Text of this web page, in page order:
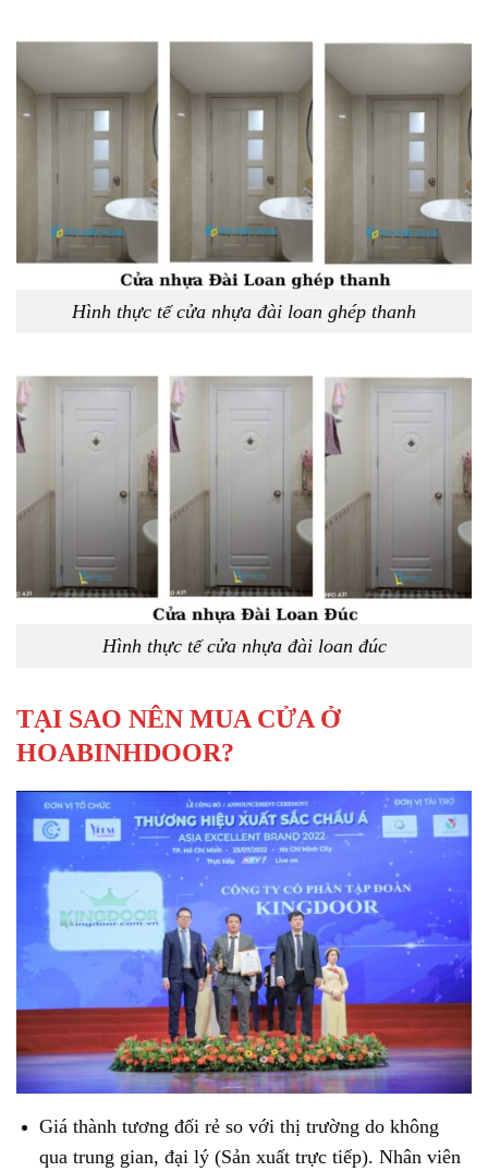
Hình thực tế cửa nhựa đài loan ghép thanh
Hình thực tế cửa nhựa đài loan đúc
TẠI SAO NÊN MUA CỬA Ở
HOABINHDOOR?
Giá thành tương đối rẻ so với thị trường do không
qua trung gian, đại lý (Sản xuất trực tiếp). Nhân viên